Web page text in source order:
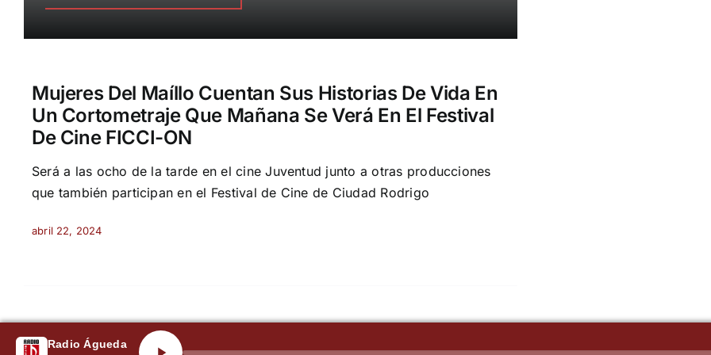
Mujeres Del Maíllo Cuentan Sus Historias De Vida En
Un Cortometraje Que Mañana Se Verá En El Festival
De Cine FICCI-ON
Será a las ocho de la tarde en el cine Juventud junto a otras producciones
que también participan en el Festival de Cine de Ciudad Rodrigo
abril 22, 2024
Radio Águeda